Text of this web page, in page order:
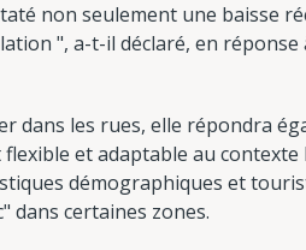
non seulement une baisse
", a-t-il déclaré, en
dans les rues, elle répondra
et adaptable au contexte
démographiques et
dans certaines zones.